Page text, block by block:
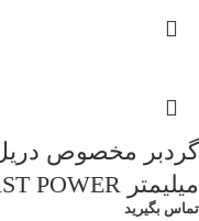
میلیمتر AST POWER
تماس بگیرید